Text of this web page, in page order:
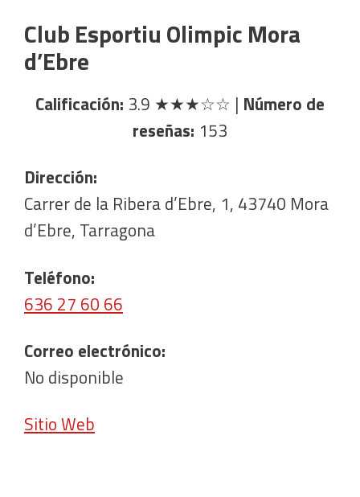
Club Esportiu Olimpic Mora
d’Ebre
Calificación: 3.9 ★★★☆☆ | Número de
reseñas: 153
Dirección:
Carrer de la Ribera d’Ebre, 1, 43740 Mora
d’Ebre, Tarragona
Teléfono:
636 27 60 66
Correo electrónico:
No disponible
Sitio Web